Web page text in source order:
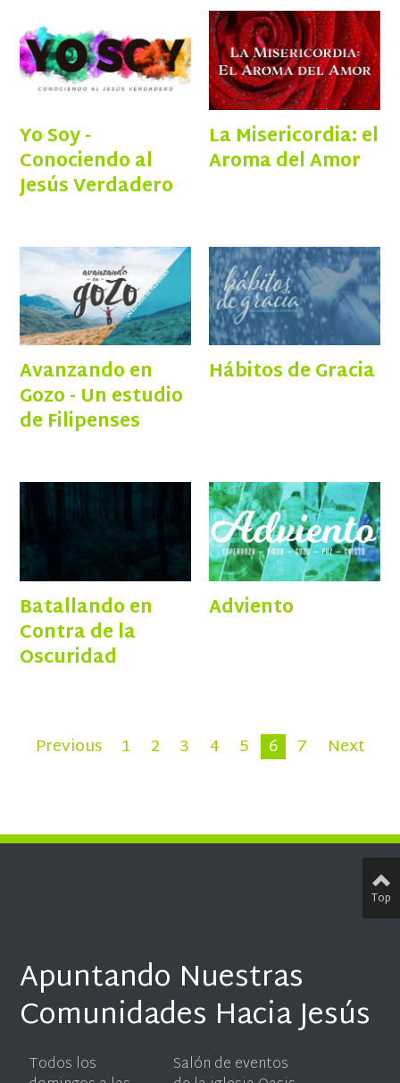
Yo Soy -
Conociendo al
Jesús Verdadero
La Misericordia: el
Aroma del Amor
Avanzando en
Gozo - Un estudio
de Filipenses
Hábitos de Gracia
Batallando en
Contra de la
Oscuridad
Adviento
Previous 1 2 3 4 5 6 7 Next
Apuntando Nuestras
Comunidades Hacia Jesús
Todos los Salón de eventos
Top